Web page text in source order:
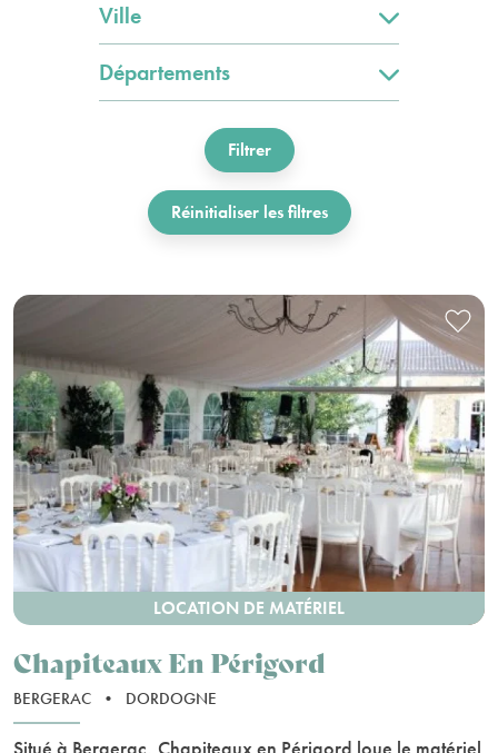
Ville
Départements
Filtrer
Réinitialiser les filtres
LOCATION DE MATÉRIEL
Chapiteaux En Périgord
BERGERAC • DORDOGNE
Situé à Bergerac, Chapiteaux en Périgord loue le matériel